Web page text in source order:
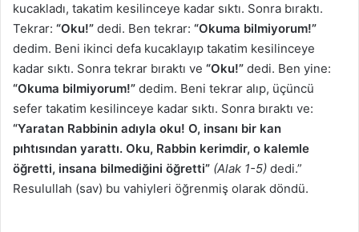
kucakladı, takatim kesilinceye kadar sıktı. Sonra bıraktı.
Tekrar: “Oku!” dedi. Ben tekrar: “Okuma bilmiyorum!”
dedim. Beni ikinci defa kucaklayıp takatim kesilinceye
kadar sıktı. Sonra tekrar bıraktı ve “Oku!” dedi. Ben yine:
“Okuma bilmiyorum!” dedim. Beni tekrar alıp, üçüncü
sefer takatim kesilinceye kadar sıktı. Sonra bıraktı ve:
“Yaratan Rabbinin adıyla oku! O, insanı bir kan
pıhtısından yarattı. Oku, Rabbin kerimdir, o kalemle
öğretti, insana bilmediğini öğretti” (Alak 1-5) dedi.”
Resulullah (sav) bu vahiyleri öğrenmiş olarak döndü.